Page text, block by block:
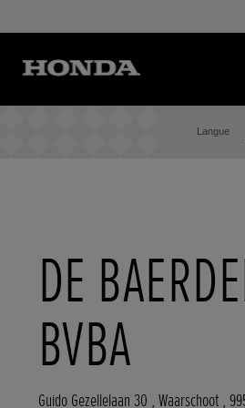
Langue
DE
BVBA
Guido Gezellelaan 30 , Waarschoot ,